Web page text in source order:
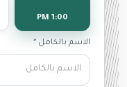
1:00 PM
الاسم بالكامل *